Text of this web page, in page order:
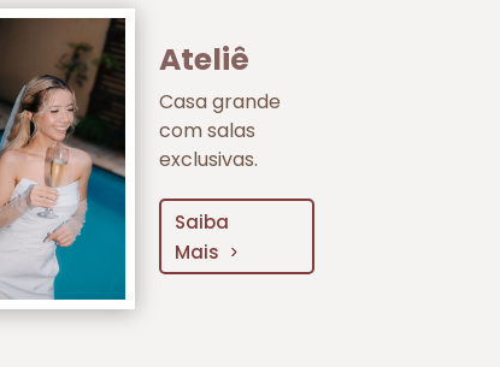
Ateliê
Casa grande
com salas
exclusivas.
Saiba
Mais